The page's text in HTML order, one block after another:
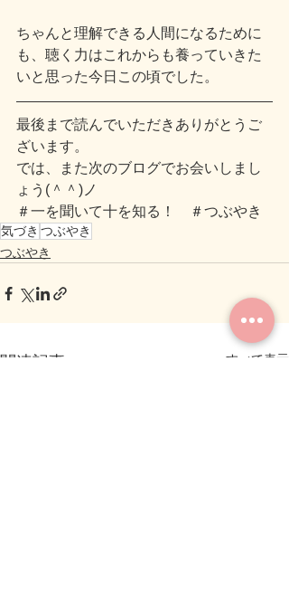
ちゃんと理解できる人間になるために
も、聴く力はこれからも養っていきた
いと思った今日この頃でした。
最後まで読んでいただきありがとうご
ざいます。
では、また次のブログでお会いしまし
ょう(＾＾)ノ
＃一を聞いて十を知る！　＃つぶやき
気づき つぶやき
つぶやき
関連記事 すべて表示